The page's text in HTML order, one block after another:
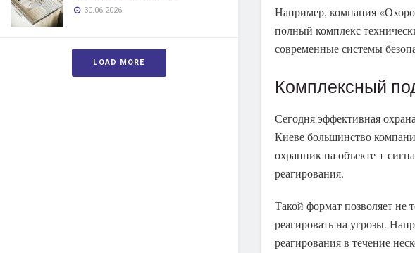
30.06.2026
LOAD MORE
Например, компания
полный комплекс
современные системы
Комплексный
Сегодня эффективная
Киеве большинство
охранник на объекте +
реагирования.
Такой формат позволяет не
реагировать на угрозы.
реагирования в течение